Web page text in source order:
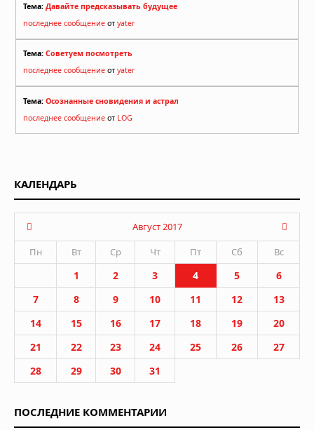
Тема: Давайте предсказывать будущее
последнее сообщение от yater
Тема: Советуем посмотреть
последнее сообщение от yater
Тема: Осознанные сновидения и астрал
последнее сообщение от LOG
КАЛЕНДАРЬ
Август 2017
Пн
Вт Ср Чт Пт Сб Вс
1 2 3 4 5
6
7
8 9 10 11 12
13
14
15 16 17 18 19
20
21
22 23 24 25 26
27
28
29 30 31
ПОСЛЕДНИЕ КОММЕНТАРИИ